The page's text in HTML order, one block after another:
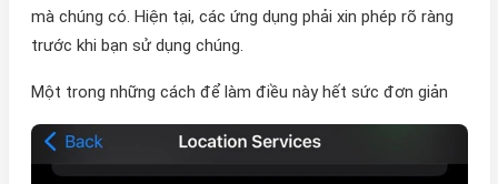
mà chúng có. Hiện tại, các ứng dụng phải xin phép rõ ràng
trước khi bạn sử dụng chúng.
Một trong những cách để làm điều này hết sức đơn giản